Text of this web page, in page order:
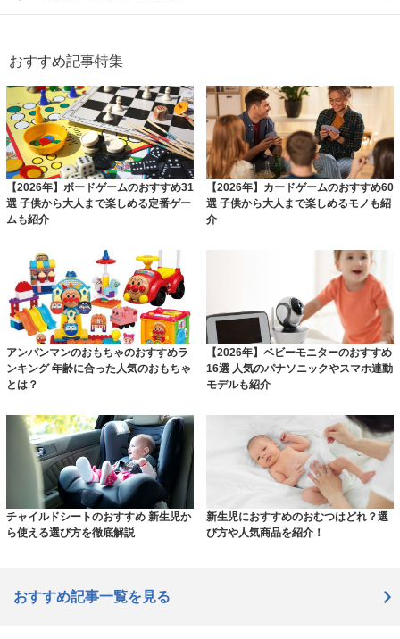
おすすめ記事特集
【2026年】ボードゲームのおすすめ31
選 子供から大人まで楽しめる定番ゲー
ムも紹介
【2026年】カードゲームのおすすめ60
選 子供から大人まで楽しめるモノも紹
介
アンパンマンのおもちゃのおすすめラ
ンキング 年齢に合った人気のおもちゃ
とは？
【2026年】ベビーモニターのおすすめ
16選 人気のパナソニックやスマホ連動
モデルも紹介
チャイルドシートのおすすめ 新生児か
ら使える選び方を徹底解説
新生児におすすめのおむつはどれ？選
び方や人気商品を紹介！
おすすめ記事一覧を見る